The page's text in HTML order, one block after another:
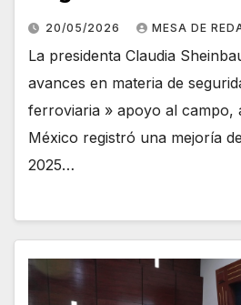
20/05/2026 MESA DE
La presidenta Claudia
avances en materia de
ferroviaria » apoyo al campo,
México registró una mejoría
2025…